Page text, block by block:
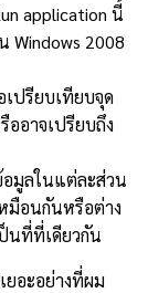
application นี้
Windows 2008
ปรียบเทียบจุด
อาจเปรียบถึง
อมูลในแต่ละส่วน
มือนกันหรือต่าง
นที่ที่เดียวกัน
ยอะอย่างที่ผม